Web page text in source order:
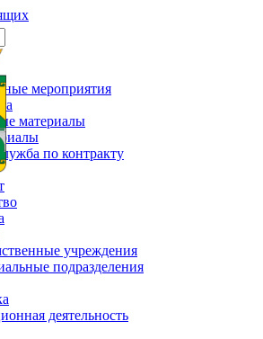
мероприятия
материалы
по контракту
учреждения
подразделения
деятельность